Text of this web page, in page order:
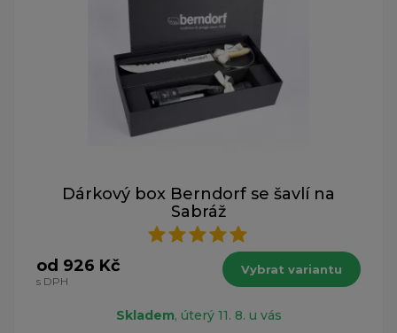
Dárkový box Berndorf se šavlí na
Sabráž
od 926 Kč
s DPH
Vybrat variantu
Skladem, úterý 11. 8. u vás